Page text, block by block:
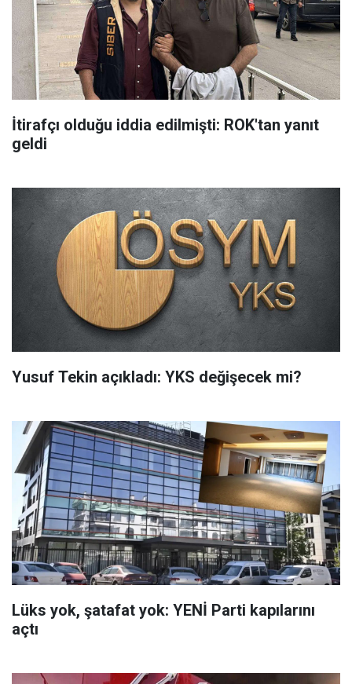
İtirafçı olduğu iddia edilmişti: ROK'tan yanıt
geldi
Yusuf Tekin açıkladı: YKS değişecek mi?
Lüks yok, şatafat yok: YENİ Parti kapılarını
açtı